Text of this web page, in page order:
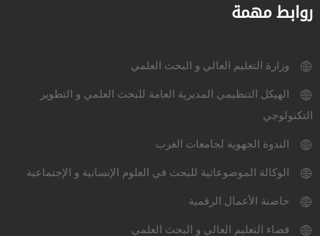
روابط مهمة
وزارة التعليم العالي و البحث العلمي
الهيكل التنظيمي المديرية العامة للبحث العلمي و التطوير
التكنولوجي
الندوة الجهوية لجامعات الغرب
الوكالة الموضوعاتية للبحث في العلوم الإنسانية و الإجتماعية
حاضنة الأعمال الرقمية
فضاء التعليم العالي و البحث العلمي